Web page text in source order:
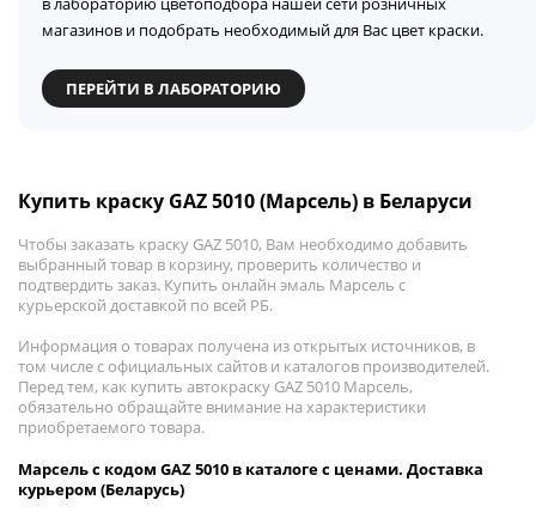
магазинов и подобрать необходимый для Вас цвет краски.
ПЕРЕЙТИ В ЛАБОРАТОРИЮ
Купить краску GAZ 5010 (Марсель) в Беларуси
Чтобы заказать краску GAZ 5010, Вам необходимо добавить
выбранный товар в корзину, проверить количество и
подтвердить заказ. Купить онлайн эмаль Марсель с
курьерской доставкой по всей РБ.
Информация о товарах получена из открытых источников, в
том числе с официальных сайтов и каталогов производителей.
Перед тем, как купить автокраску GAZ 5010 Марсель,
обязательно обращайте внимание на характеристики
приобретаемого товара.
Марсель с кодом GAZ 5010 в каталоге с ценами. Доставка
курьером (Беларусь)